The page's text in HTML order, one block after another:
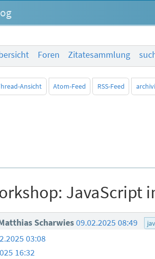
Foren Zitatesammlung
Ansicht Atom-Feed RSS-Feed
JavaScript
Scharwies09.02.2025 08:49
03:08
16:32